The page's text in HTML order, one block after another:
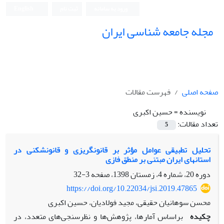
مجله جامعه شناسی ایران
صفحه اصلی
فهرست مقالات
نویسنده =حسین اکبری
تعداد مقالات:
5
تحلیل تطبیقی عوامل مؤثر بر قانون‏گریزی و قانون‏شکنی در
استان‏های ایران مبتنی بر منطق فازی
دوره 20، شماره 4، زمستان 1398، صفحه
3-32
https://doi.org/10.22034/jsi.2019.47865
محسن سوهانیان حقیقی، مجید فولادیان، حسین اکبری
چکیده براساس آمارها، پژوهش‌ها و نظرسنجی‌های متعدد، در